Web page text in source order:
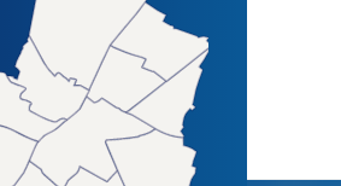
LA VILLE D'ANGERS